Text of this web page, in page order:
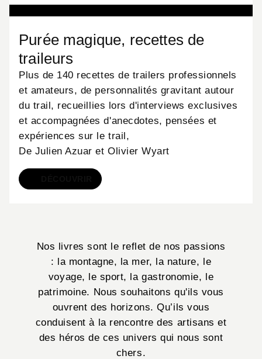
Purée magique, recettes de
traileurs
Plus de 140 recettes de trailers professionnels
et amateurs, de personnalités gravitant autour
du trail, recueillies lors d'interviews exclusives
et accompagnées d'anecdotes, pensées et
expériences sur le trail,
De Julien Azuar et Olivier Wyart
Nos livres sont le reflet de nos passions
: la montagne, la mer, la nature, le
voyage, le sport, la gastronomie, le
patrimoine. Nous souhaitons qu'ils vous
ouvrent des horizons. Qu’ils vous
conduisent à la rencontre des artisans et
des héros de ces univers qui nous sont
chers.